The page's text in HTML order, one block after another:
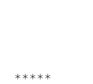
＊＊＊＊＊